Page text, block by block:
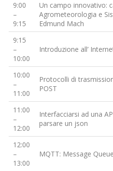
9:00
–
9:15
Un campo innovativo:
Agrometeorologia e
Edmund Mach
9:15
–
10:00
Introduzione all’
10:00
–
11:00
Protocolli di
POST
11:00
–
12:00
Interfacciarsi ad una
parsare un json
12:00
–
13:00
MQTT: Message